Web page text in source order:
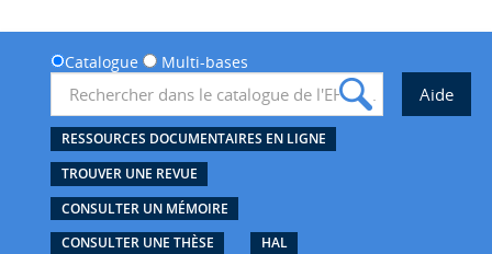
Catalogue Multi-bases
RESSOURCES DOCUMENTAIRES EN LIGNE
TROUVER UNE REVUE
CONSULTER UN MÉMOIRE
CONSULTER UNE THÈSE
HAL